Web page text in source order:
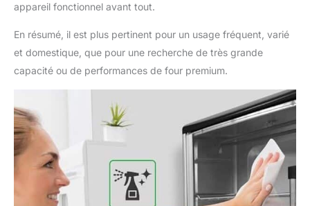
appareil fonctionnel avant tout.
En résumé, il est plus pertinent pour un usage fréquent, varié
et domestique, que pour une recherche de très grande
capacité ou de performances de four premium.